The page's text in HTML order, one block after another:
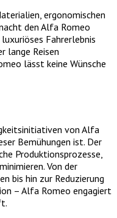
ergonomischen
den Alfa Romeo
Fahrerlebnis
lange Reisen
lässt keine Wünsche
von Alfa
Bemühungen ist. Der
Produktionsprozesse,
Von der
bis hin zur Reduzierung
– Alfa Romeo engagiert